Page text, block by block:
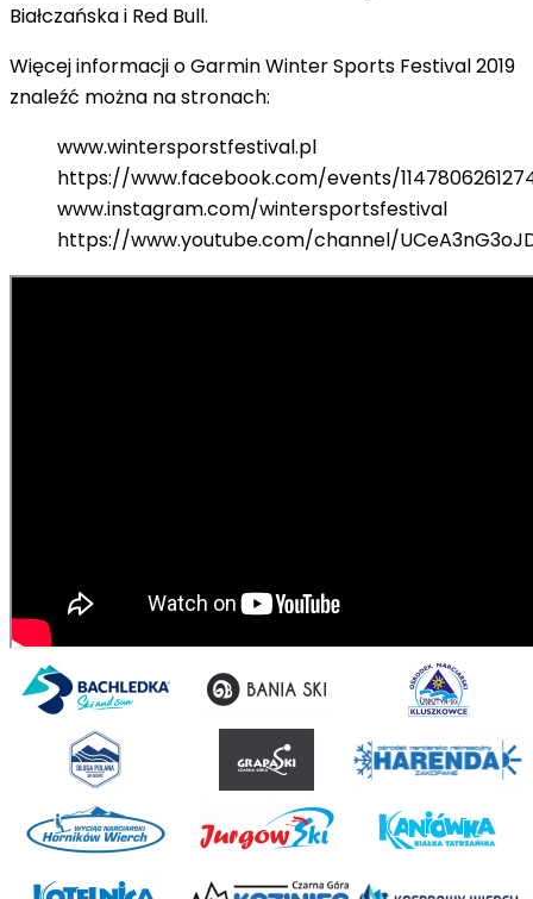
Białczańska i Red Bull.
Więcej informacji o Garmin Winter Sports Festival 2019
znaleźć można na stronach:
www.wintersporstfestival.pl
https://www.facebook.com/events/
www.instagram.com/wintersportsfestival
https://www.youtube.com/channel/